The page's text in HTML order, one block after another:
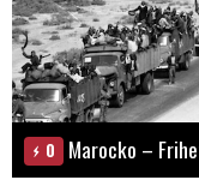
0 Marocko –